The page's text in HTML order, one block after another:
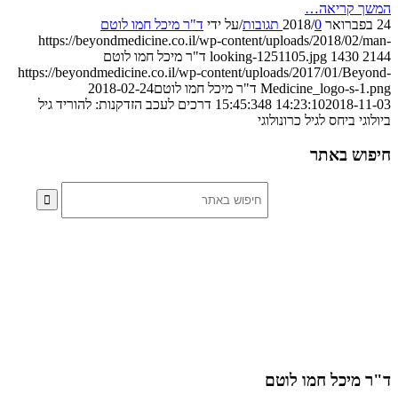
קריאה…
/0 תגובות /על ידיד"ר מיכל חמו לוטם
https://beyondmedicine.co.il/wp-content/uploads/2018/
looking-1251105.jpg 1430
ד"ר מיכל חמו לוטם
https://beyondmedicine.co.il/wp-content/uploads/2017/01/
Medicine_logo-s- ד"ר מיכל חמו לוטם2018-02-24
14:23:102018-11-03
8 דרכים לעכב הזדקנות: להוריד גיל
ביחס לגיל כרונולוגי
באתר
חמו לוטם